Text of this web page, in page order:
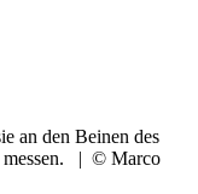
an den Beinen des
| © Marco